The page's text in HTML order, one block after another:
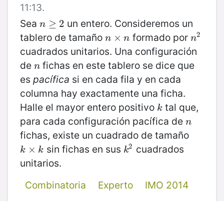
11:13.
Sea n ≥ 2
n≥2
un entero. Consideremos un
tablero de tamaño n × n
n×n formado por n2
n2
cuadrados unitarios. Una configuración
de n
n fichas en este tablero se dice que
es pacífica si en cada fila y en cada
columna hay exactamente una ficha.
Halle el mayor entero positivo k
k tal que,
para cada configuración pacífica de n
n
fichas, existe un cuadrado de tamaño
k × k
k×k sin fichas en sus k2
k2 cuadrados
unitarios.
Combinatoria
Experto IMO 2014